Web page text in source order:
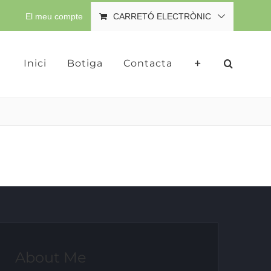
El meu compte CARRETÓ ELECTRÒNIC
Inici Botiga Contacta
About Me